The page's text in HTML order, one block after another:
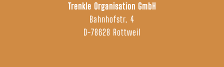
Trenkle Organisation GmbH
Bahnhofstr. 4
D-78628 Rottweil